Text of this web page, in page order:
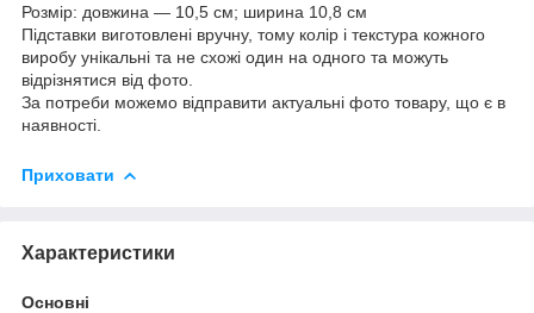
Розмір: довжина — 10,5 см; ширина 10,8 см
Підставки виготовлені вручну, тому колір і текстура кожного
виробу унікальні та не схожі один на одного та можуть
відрізнятися від фото.
За потреби можемо відправити актуальні фото товару, що є в
наявності.
Приховати
Характеристики
Основні